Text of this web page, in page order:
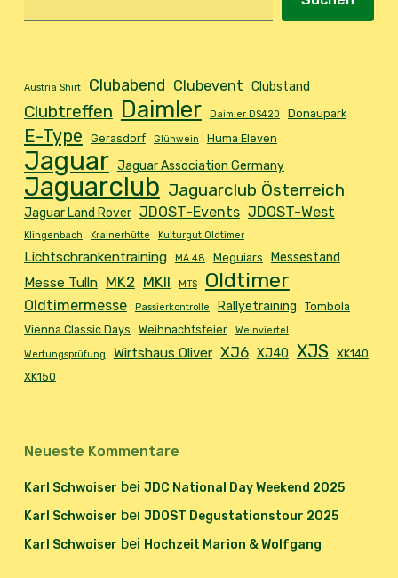
Austria Shirt Clubabend Clubevent Clubstand
Clubtreffen Daimler Daimler DS420 Donaupark
E-Type Gerasdorf Glühwein Huma Eleven
Jaguar Jaguar Association Germany
Jaguarclub Jaguarclub Österreich
Jaguar Land Rover JDOST-Events JDOST-West
Klingenbach Krainerhütte Kulturgut Oldtimer
Lichtschrankentraining MA 48 Meguiars Messestand
Messe Tulln MK2 MKII MTS Oldtimer
Oldtimermesse Passierkontrolle Rallyetraining
Tombola
Vienna Classic Days
Weihnachtsfeier Weinviertel
Wertungsprüfung Wirtshaus Oliver XJ6 XJ40 XJS
XK140
XK150
Neueste Kommentare
Karl Schwoiser bei JDC National Day Weekend 2025
Karl Schwoiser bei JDOST Degustationstour 2025
Karl Schwoiser bei Hochzeit Marion & Wolfgang